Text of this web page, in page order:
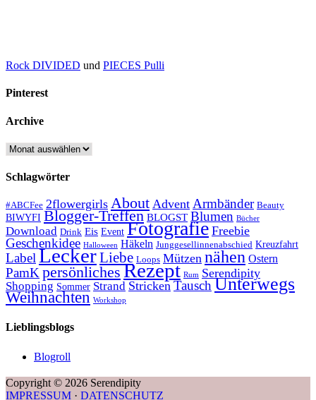
Rock DIVIDED und PIECES Pulli
Pinterest
Archive
Archive
Schlagwörter
#ABCFee 2flowergirls About Advent Armbänder Beauty
BIWYFI Blogger-Treffen BLOGST Blumen Bücher
Download Drink Eis Event Fotografie Freebie
Geschenkidee Halloween Häkeln Junggesellinnenabschied Kreuzfahrt
LabelLeckerLiebe Loops Mützen nähen Ostern
PamKpersönliches Rezept Rum Serendipity
Shopping Sommer Strand Stricken TauschUnterwegs
Weihnachten Workshop
Lieblingsblogs
Blogroll
Copyright © 2026 Serendipity
IMPRESSUM · DATENSCHUTZ